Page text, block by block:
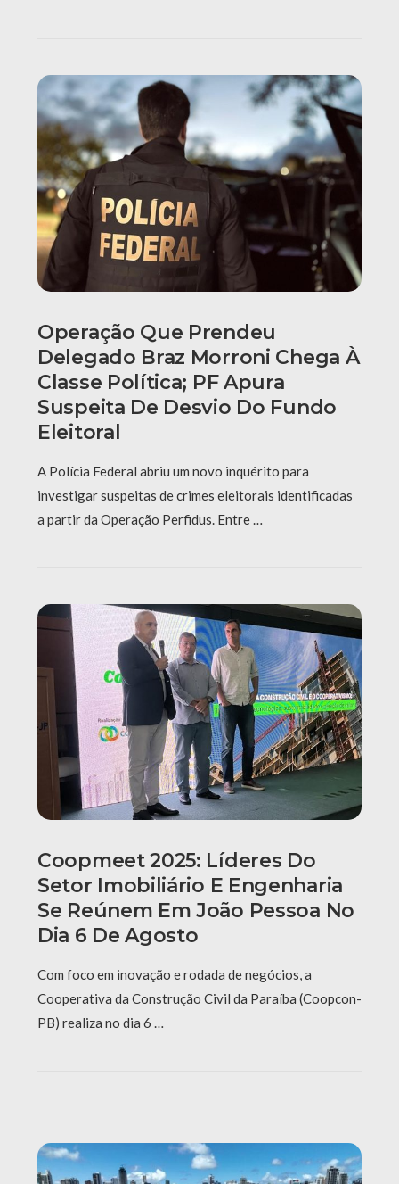
Operação Que Prendeu
Delegado Braz Morroni Chega À
Classe Política; PF Apura
Suspeita De Desvio Do Fundo
Eleitoral
A Polícia Federal abriu um novo inquérito para
investigar suspeitas de crimes eleitorais identificadas
a partir da Operação Perfidus. Entre …
Coopmeet 2025: Líderes Do
Setor Imobiliário E Engenharia
Se Reúnem Em João Pessoa No
Dia 6 De Agosto
Com foco em inovação e rodada de negócios, a
Cooperativa da Construção Civil da Paraíba (Coopcon-
PB) realiza no dia 6 …